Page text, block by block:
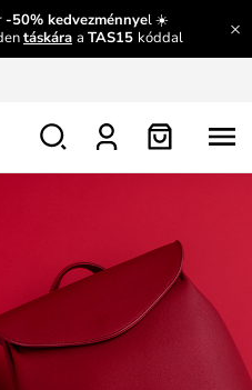
-50% kedvezménnyel ☀️
táskára a TAS15 kóddal